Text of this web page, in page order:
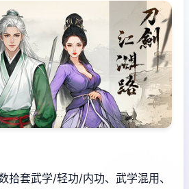
拾套武学/轻功/内功、武学混用、